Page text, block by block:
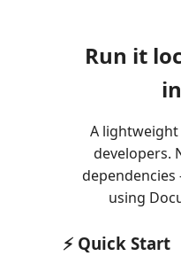
Run it
A
developers.
using
⚡ Quick Start